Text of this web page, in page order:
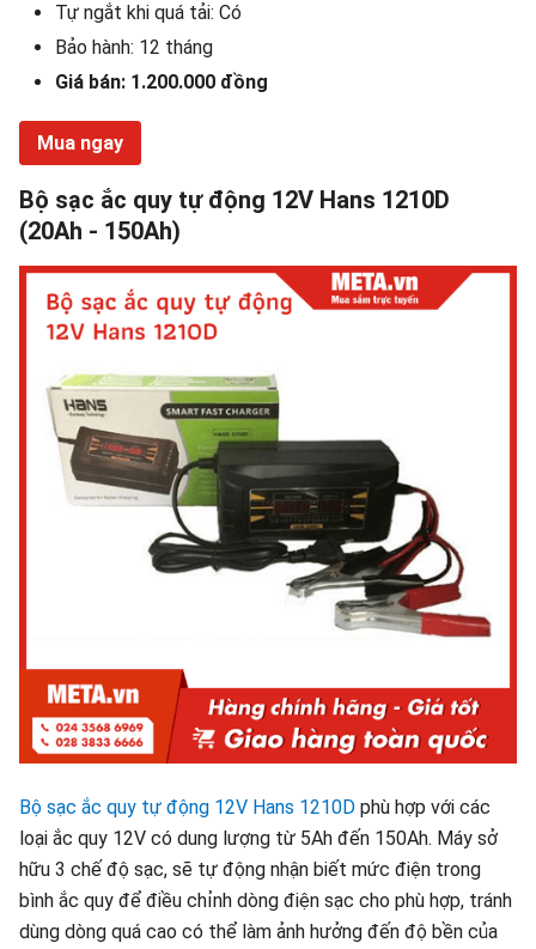
Tự ngắt khi quá tải: Có
Bảo hành: 12 tháng
Giá bán: 1.200.000 đồng
Mua ngay
Bộ sạc ắc quy tự động 12V Hans 1210D
(20Ah - 150Ah)
Bộ sạc ắc quy tự động 12V Hans 1210D phù hợp với các
loại ắc quy 12V có dung lượng từ 5Ah đến 150Ah. Máy sở
hữu 3 chế độ sạc, sẽ tự động nhận biết mức điện trong
bình ắc quy để điều chỉnh dòng điện sạc cho phù hợp, tránh
dùng dòng quá cao có thể làm ảnh hưởng đến độ bền của